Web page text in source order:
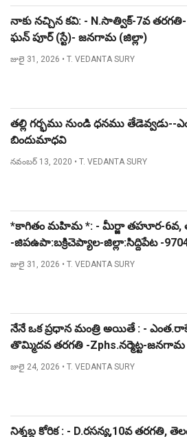
నాకు నచ్చిన కవి: - N.సాత్విక్-7వ
ఘన్ పూర్ (స్టే)- జనగామ (జిల్లా)
జులై 31, 2026 • T. VEDANTA SURY
తల్లి గర్భము నుండి ధనము తేడెవ్వడు--
బిందుమాధవి
నవంబర్ 13, 2020 • T. VEDANTA SURY
*కాగితం మహిమ *: - మీర్జా తహూర-6వ,
-జిపఉపా:బక్రిచెప్యాల-జిల్లా:సిద్దిపేట -
జులై 31, 2026 • T. VEDANTA SURY
నేనే ఒక ప్రధాన మంత్రి అయితే : -
తొమ్మిదవ తరగతి -Zphs.నర్మెట్ట-జనగామ
జులై 24, 2026 • T. VEDANTA SURY
నిశ్శబ్ద కోరిక : - D.రసన్య,10వ తరగతి,